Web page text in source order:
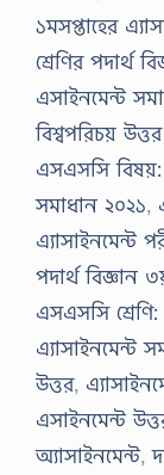
১মসপ্তাহের
শ্রেণির পদার্থ
এসাইনমেন্ট
বিশ্বপরিচয়
এসএসসি বিষয়:
সমাধান ২০২১,
এ্যাসাইনমেন্ট
পদার্থ বিজ্ঞান
এসএসসি শ্রেণি:
এ্যাসাইনমেন্ট
উত্তর,
এসাইনমেন্ট
অ্যাসাইনমেন্ট,